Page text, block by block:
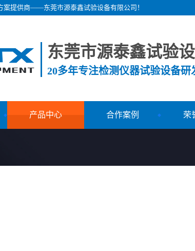
案提供商——东莞市源泰鑫试验设备有限公司！
东莞市源泰鑫试验
20多年专注检测仪器试验设备
产品中心 合作案例 荣